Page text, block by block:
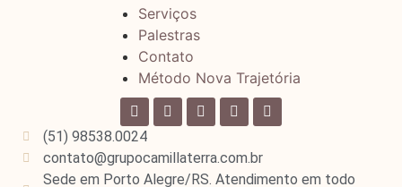
Serviços
Palestras
Contato
Método Nova Trajetória
(51) 98538.0024
contato@grupocamillaterra.com.br
Sede em Porto Alegre/RS. Atendimento em todo